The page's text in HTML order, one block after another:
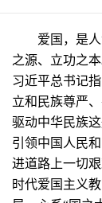
爱国，是人
之源、立功之
习近平总书记
立和民族尊严
驱动中华民族
引领中国人民
进道路上一切
时代爱国主义